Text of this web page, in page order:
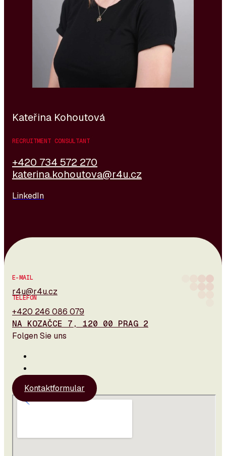
nach sechs Jahren zum Studium zurück, diesmal an
der Universität für tschechische Sprache und
Literatur, dem sie sich parallel zur Arbeit widmen
wird. Im Recruitment findet sie das Gleichgewicht
zwischen Zuhören und Verstehen – menschlich wie
Kateřina Kohoutová
RECRUITMENT CONSULTANT
+420 734 572 270
katerina.kohoutova@r4u.cz
LinkedIn
E-MAIL
r4u@r4u.cz
TELEFON
+420 246 086 079
NA KOZAČCE 7, 120 00 PRAG 2
Folgen Sie uns
Kontaktformular